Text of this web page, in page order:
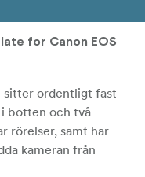
for Canon EOS
sitter ordentligt fast
botten och två
rörelser, samt har
kameran från